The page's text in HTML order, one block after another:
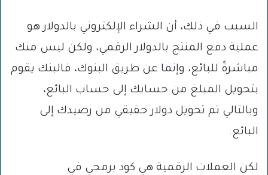
السبب في ذلك، أن الشراء الإلكتروني بالدولار هو
عملية دفع المنتج بالدولار الرقمي، ولكن ليس منك
مباشرةً للبائع، وإنما عن طريق البنوك، فالبنك يقوم
بتحويل المبلغ من حسابك إلى حساب البائع،
وبالتالي تم تحويل دولار حقيقي من رصيدك إلى
البائع.
لكن العملات الرقمية هي كود برمجي في